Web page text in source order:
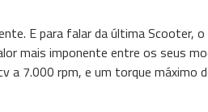
E para falar da última Scooter,
mais imponente entre os seus
7.000 rpm, e um torque